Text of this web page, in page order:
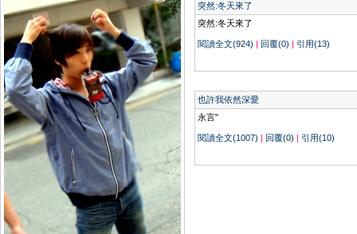
突然:冬天來了
突然:冬天來了
閱讀全文(924) | 回覆(0) | 引用(13)
也許我依然深愛
永言"
閱讀全文(1007) | 回覆(0) | 引用(10)